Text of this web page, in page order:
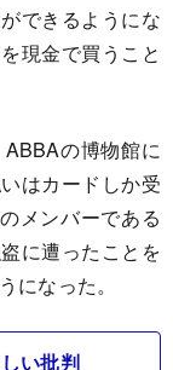
できるようにな
現金で買うこと
の博物館に
はカードしか受
メンバーである
に遭ったことを
になった。
い批判